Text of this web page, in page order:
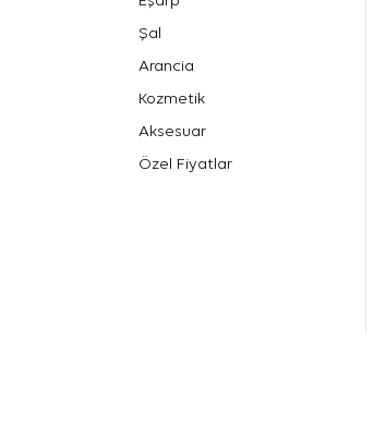
Şal
Arancia
Kozmetik
Aksesuar
Özel Fiyatlar